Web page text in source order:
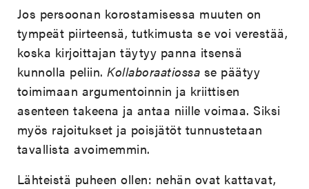
Jos persoonan korostamisessa muuten on
tympeät piirteensä, tutkimusta se voi verestää,
koska kirjoittajan täytyy panna itsensä
kunnolla peliin.Kollaboraatiossa se päätyy
toimimaan argumentoinnin ja kriittisen
asenteen takeena ja antaa niille voimaa. Siksi
myös rajoitukset ja poisjätöt tunnustetaan
tavallista avoimemmin.
Lähteistä puheen ollen: nehän ovat kattavat,